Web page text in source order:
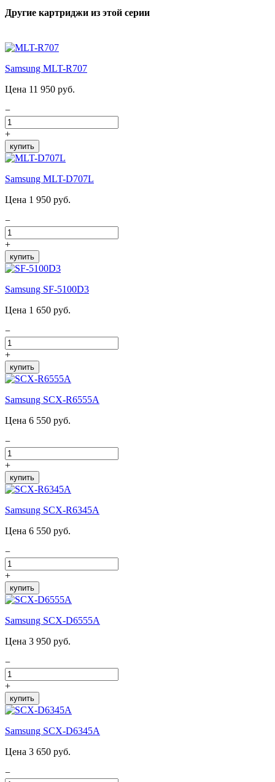
Другие картриджи из этой серии
Samsung MLT-R707
Цена 11 950 руб.
−
+
купить
Samsung MLT-D707L
Цена 1 950 руб.
−
+
купить
Samsung SF-5100D3
Цена 1 650 руб.
−
+
купить
Samsung SCX-R6555A
Цена 6 550 руб.
−
+
купить
Samsung SCX-R6345A
Цена 6 550 руб.
−
+
купить
Samsung SCX-D6555A
Цена 3 950 руб.
−
+
купить
Samsung SCX-D6345A
Цена 3 650 руб.
−